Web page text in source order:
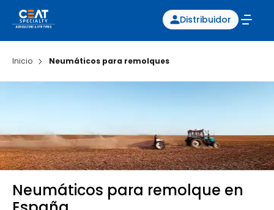
Distribuidor
Inicio Neumáticos para remolques
Neumáticos para remolque en